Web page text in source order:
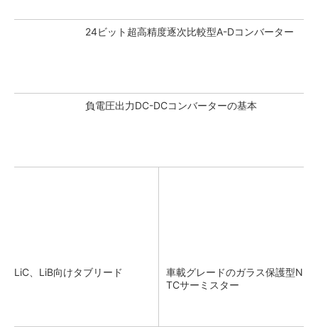
24ビット超高精度逐次比較型A-Dコンバーター
負電圧出力DC-DCコンバーターの基本
LiC、LiB向けタブリード
車載グレードのガラス保護型N
TCサーミスター